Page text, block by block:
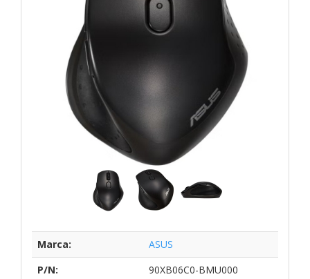
Marca:
ASUS
P/N:
90XB06C0-BMU000